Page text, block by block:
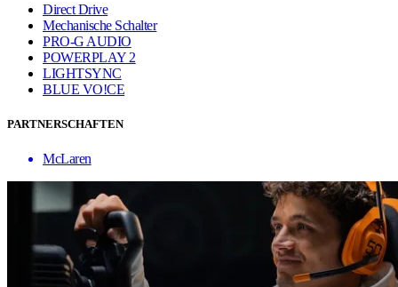
Direct Drive
Mechanische Schalter
PRO-G AUDIO
POWERPLAY 2
LIGHTSYNC
BLUE VO!CE
PARTNERSCHAFTEN
McLaren